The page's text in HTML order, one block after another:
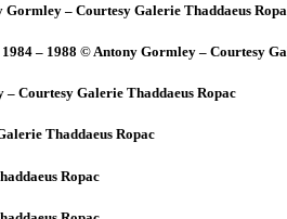
Gormley – Courtesy Galerie Thaddaeus
1984 – 1988 © Antony Gormley – Courtesy
Courtesy Galerie Thaddaeus Ropac
Thaddaeus Ropac
Ropac